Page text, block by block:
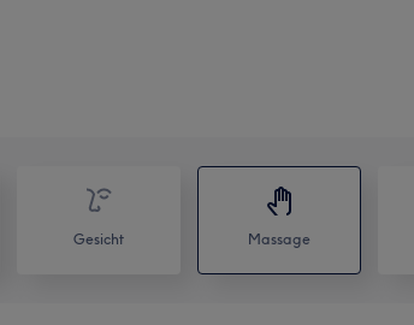
Gesicht Massage